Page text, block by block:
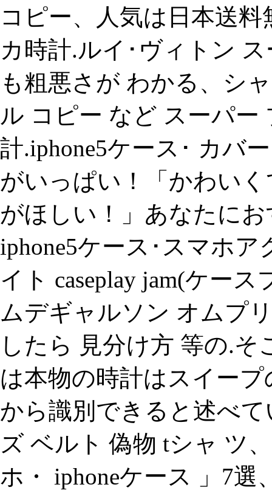
コピー、人気は日本送
カ時計.ルイ･ヴィトン
も粗悪さが わかる、シ
ル コピー など スーパー
計.iphone5ケース･ カバ
がいっぱい！「かわい
がほしい！」あなたに
iphone5ケース･スマホ
イト caseplay jam(ケー
ムデギャルソン オムプ
したら 見分け方 等の.
は本物の時計はスイー
から識別できると述べ
ズ ベルト 偽物 tシャ ツ
ホ・ iphoneケース 」7